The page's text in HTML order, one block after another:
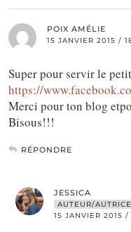
POIX AMÉLIE
15 JANVIER 2015 /
Super pour servir le
https://
Merci pour ton blog
Bisous!!!
RÉPONDRE
JESSICA
AUTEUR/AUTRICE
15 JANVIER 2015